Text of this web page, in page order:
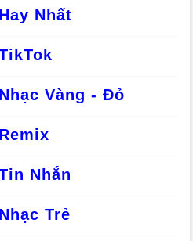
Nhất
Vàng - Đỏ
Nhắn
Trẻ